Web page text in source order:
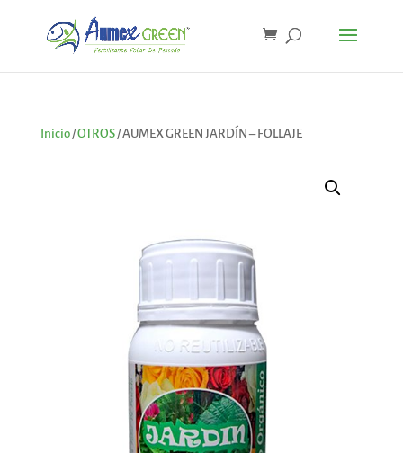
Inicio/OTROS/ AUMEX GREEN JARDÍN – FOLLAJE